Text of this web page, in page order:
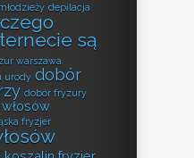
depilacja
są
warszawa
urody dobór
dobór fryzury
fryzjer